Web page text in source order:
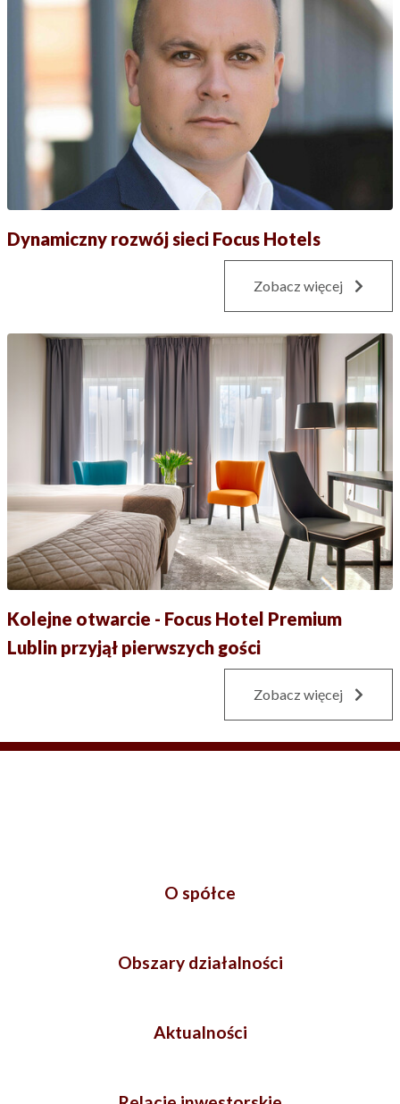
Dynamiczny rozwój sieci Focus Hotels
Zobacz więcej
Kolejne otwarcie - Focus Hotel Premium
Lublin przyjął pierwszych gości
Zobacz więcej
O spółce
Obszary działalności
Aktualności